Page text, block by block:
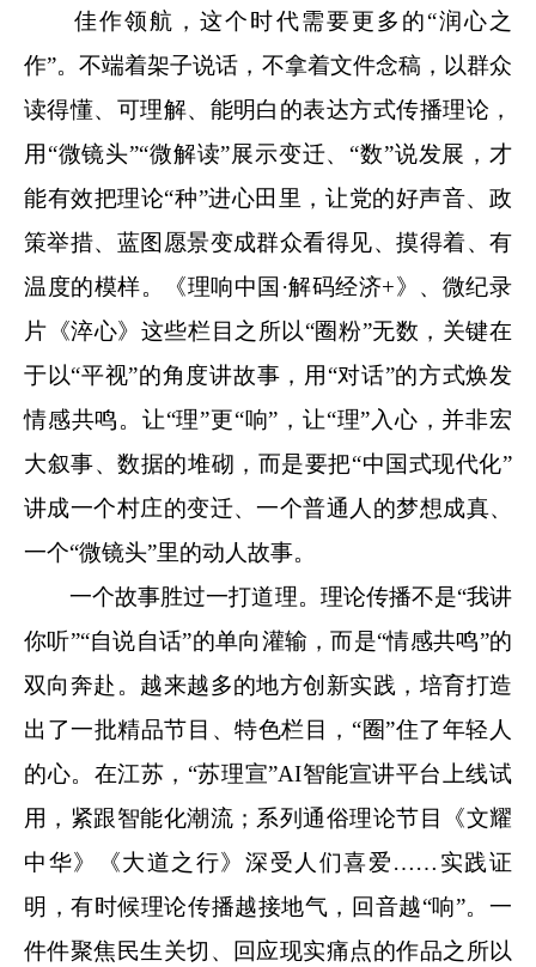
佳作领航，这个时代需要更多的“润心之
作”。不端着架子说话，不拿着文件念稿，以群众
读得懂、可理解、能明白的表达方式传播理论，
用“微镜头”“微解读”展示变迁、“数”说发展，才
能有效把理论“种”进心田里，让党的好声音、政
策举措、蓝图愿景变成群众看得见、摸得着、有
温度的模样。《理响中国·解码经济+》、微纪录
片《淬心》这些栏目之所以“圈粉”无数，关键在
于以“平视”的角度讲故事，用“对话”的方式焕发
情感共鸣。让“理”更“响”，让“理”入心，并非宏
大叙事、数据的堆砌，而是要把“中国式现代化”
讲成一个村庄的变迁、一个普通人的梦想成真、
一个“微镜头”里的动人故事。
一个故事胜过一打道理。理论传播不是“我讲
你听”“自说自话”的单向灌输，而是“情感共鸣”的
双向奔赴。越来越多的地方创新实践，培育打造
出了一批精品节目、特色栏目，“圈”住了年轻人
的心。在江苏，“苏理宣”AI智能宣讲平台上线试
用，紧跟智能化潮流；系列通俗理论节目《文耀
中华》《大道之行》深受人们喜爱……实践证
明，有时候理论传播越接地气，回音越“响”。一
件件聚焦民生关切、回应现实痛点的作品之所以